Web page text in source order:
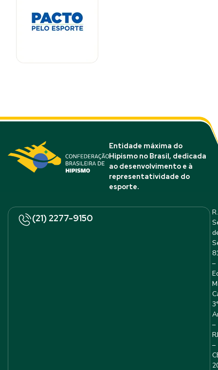
Entidade máxima do
Hipismo no Brasil, dedicada
ao desenvolvimento e à
representatividade do
esporte.
(21) 2277-9150
R.
–
–
RJ
–